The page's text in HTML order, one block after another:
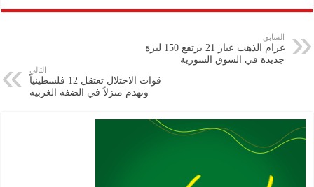
p
y
Li
eb
k
tt
nt
at
A
p
gr
ai
ar
السابق
غرام الذهب عيار 21 يرتفع 150 ليرة
جديدة في السوق السورية‌‏ ‏
التالي
قوات الاحتلال تعتقل 12 فلسطينياً
وتهدم منزلاً في الضفة الغربية